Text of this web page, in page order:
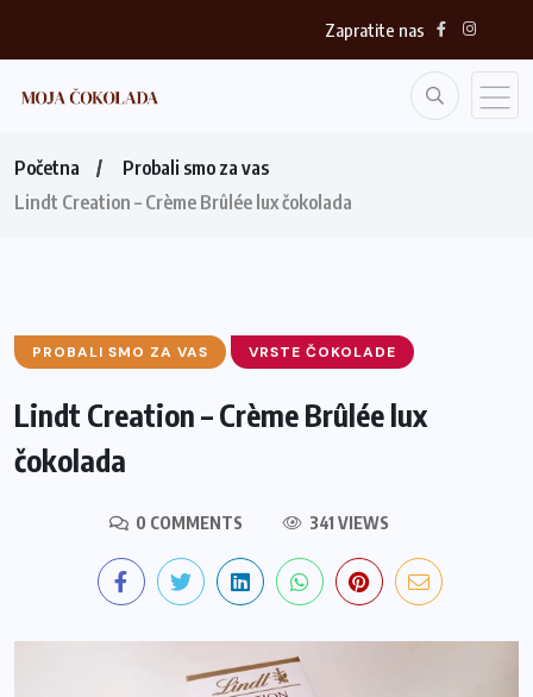
Zapratite nas
Početna
Probali smo za vas
Lindt Creation – Crème Brûlée lux čokolada
PROBALI SMO ZA VAS VRSTE ČOKOLADE
Lindt Creation – Crème Brûlée lux
čokolada
0 COMMENTS 341 VIEWS